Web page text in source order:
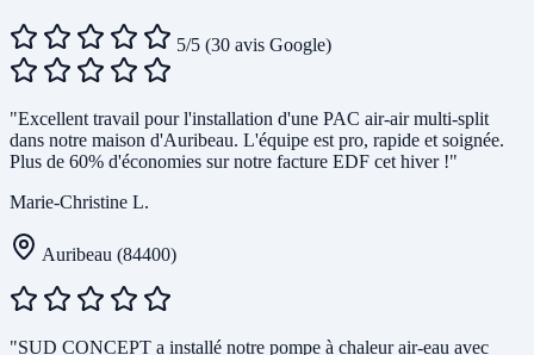
5/5 (30 avis Google)
"Excellent travail pour l'installation d'une PAC air-air multi-split
dans notre maison d'Auribeau. L'équipe est pro, rapide et soignée.
Plus de 60% d'économies sur notre facture EDF cet hiver !"
Marie-Christine L.
Auribeau (84400)
"SUD CONCEPT a installé notre pompe à chaleur air-eau avec